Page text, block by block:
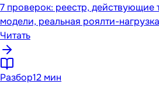
7 проверок: реестр, действующие
модели, реальная роялти-
Читать
Разбор12 мин